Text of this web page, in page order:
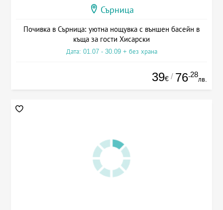
Сърница
Почивка в Сърница: уютна нощувка с външен басейн в
къща за гости Хисарски
Дата: 01.07 - 30.09 + без храна
39€ / 76.28
лв.